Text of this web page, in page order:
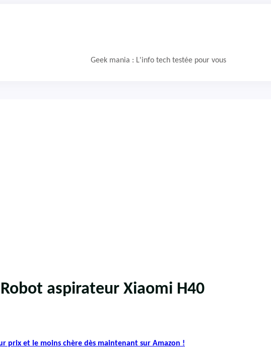
Geek mania : L'info tech testée pour vous
aspirateur Xiaomi H40
prix et le moins chère dès maintenant sur Amazon !